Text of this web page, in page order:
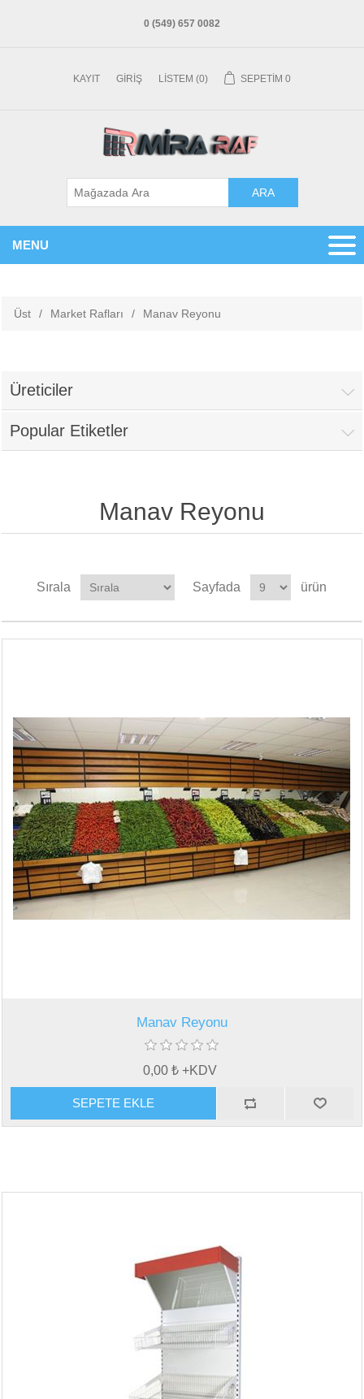
0 (549) 657 0082
KAYIT GIRIŞ LISTEM (0) SEPETIM 0
MENU
Üst / Market Rafları / Manav Reyonu
Üreticiler
Popular Etiketler
Manav Reyonu
Sırala Sayfada ürün
Manav Reyonu
0,00 ₺ +KDV